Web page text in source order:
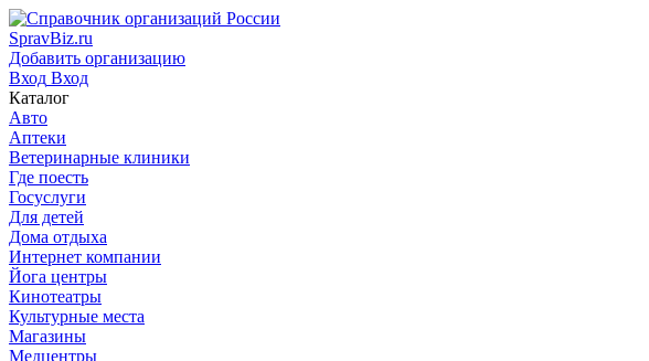
SpravBiz.ru
Добавить организацию
Вход Вход
Каталог
Авто
Аптеки
Ветеринарные клиники
Где поесть
Госуслуги
Для детей
Дома отдыха
Интернет компании
Йога центры
Кинотеатры
Культурные места
Магазины
Медцентры